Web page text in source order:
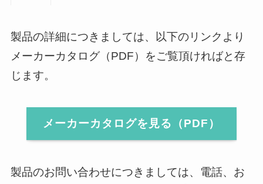
製品の詳細につきましては、以下のリンクより
メーカーカタログ（PDF）をご覧頂ければと存
じます。
メーカーカタログを見る（PDF）
製品のお問い合わせにつきましては、電話、お